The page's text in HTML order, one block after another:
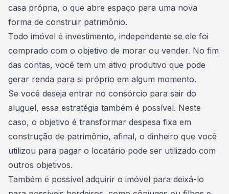
casa própria, o que abre espaço para uma nova
forma de construir patrimônio.
Todo imóvel é investimento, independente se ele foi
comprado com o objetivo de morar ou vender. No fim
das contas, você tem um ativo produtivo que pode
gerar renda para si próprio em algum momento.
Se você deseja entrar no consórcio para sair do
aluguel, essa estratégia também é possível. Neste
caso, o objetivo é transformar despesa fixa em
construção de patrimônio, afinal, o dinheiro que você
utilizou para pagar o locatário pode ser utilizado com
outros objetivos.
Também é possível adquirir o imóvel para deixá-lo